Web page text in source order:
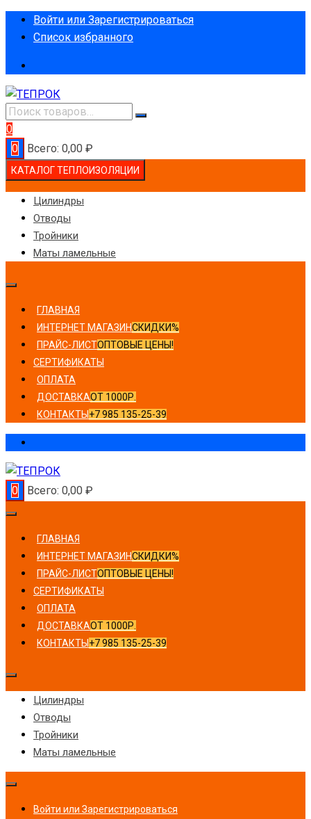
ПерейтиВойти или Зарегистрироваться
Список избранного
0
0
Всего: 0,00 ₽
КАТАЛОГ ТЕПЛОИЗОЛЯЦИИ
Цилиндры
Отводы
Тройники
Маты ламельные
ГЛАВНАЯ
ИНТЕРНЕТ МАГАЗИНСКИДКИ%
ПРАЙС-ЛИСТОПТОВЫЕ ЦЕНЫ!
СЕРТИФИКАТЫ
ОПЛАТА
ДОСТАВКАОТ 1000Р.
КОНТАКТЫ +7 985 135-25-39
0 Всего: 0,00 ₽
ГЛАВНАЯ
ИНТЕРНЕТ МАГАЗИНСКИДКИ%
ПРАЙС-ЛИСТОПТОВЫЕ ЦЕНЫ!
СЕРТИФИКАТЫ
ОПЛАТА
ДОСТАВКАОТ 1000Р.
КОНТАКТЫ +7 985 135-25-39
Цилиндры
Отводы
Тройники
Маты ламельные
Войти или Зарегистрироваться